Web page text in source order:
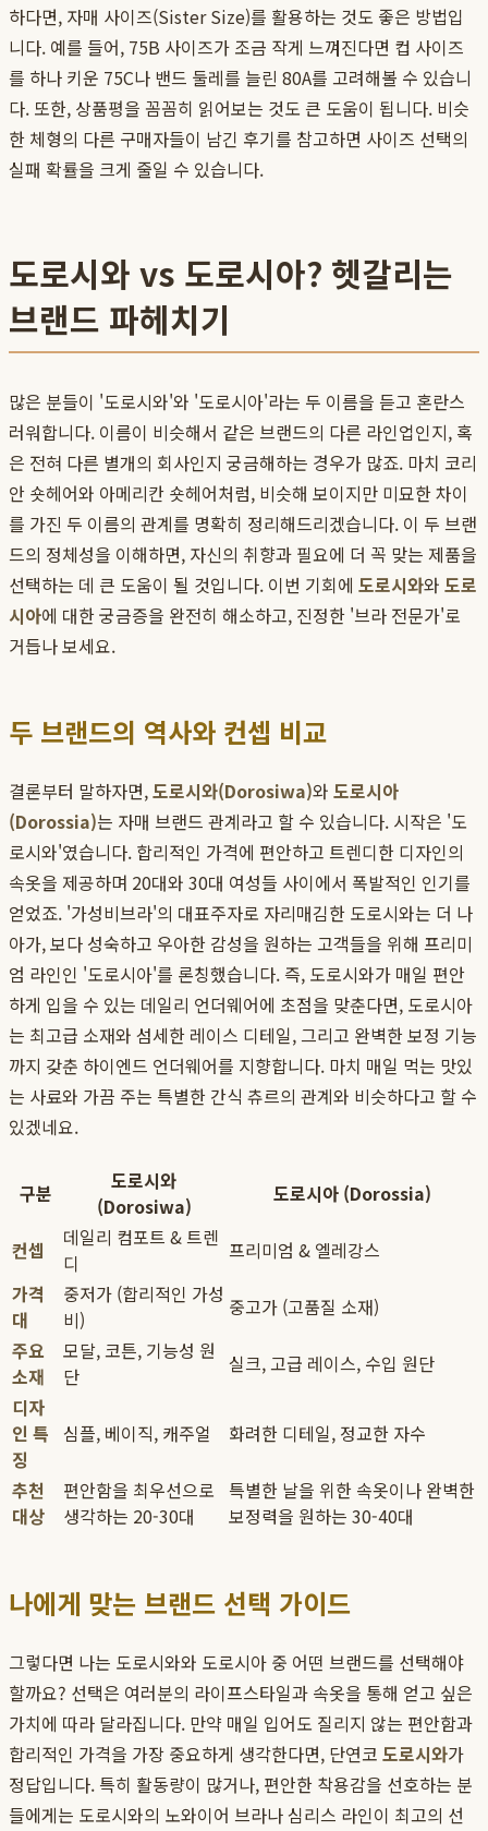
하다면, 자매 사이즈(Sister Size)를 활용하는 것도 좋은 방법입
니다. 예를 들어, 75B 사이즈가 조금 작게 느껴진다면 컵 사이즈
를 하나 키운 75C나 밴드 둘레를 늘린 80A를 고려해볼 수 있습니
다. 또한, 상품평을 꼼꼼히 읽어보는 것도 큰 도움이 됩니다. 비슷
한 체형의 다른 구매자들이 남긴 후기를 참고하면 사이즈 선택의
실패 확률을 크게 줄일 수 있습니다.
도로시와 vs 도로시아? 헷갈리는
브랜드 파헤치기
많은 분들이 '도로시와'와 '도로시아'라는 두 이름을 듣고 혼란스
러워합니다. 이름이 비슷해서 같은 브랜드의 다른 라인업인지, 혹
은 전혀 다른 별개의 회사인지 궁금해하는 경우가 많죠. 마치 코리
안 숏헤어와 아메리칸 숏헤어처럼, 비슷해 보이지만 미묘한 차이
를 가진 두 이름의 관계를 명확히 정리해드리겠습니다. 이 두 브랜
드의 정체성을 이해하면, 자신의 취향과 필요에 더 꼭 맞는 제품을
선택하는 데 큰 도움이 될 것입니다. 이번 기회에 도로시와와 도로
시아에 대한 궁금증을 완전히 해소하고, 진정한 '브라 전문가'로
거듭나 보세요.
두 브랜드의 역사와 컨셉 비교
결론부터 말하자면,도로시와(Dorosiwa)와 도로시아
(Dorossia)는 자매 브랜드 관계라고 할 수 있습니다. 시작은 '도
로시와'였습니다. 합리적인 가격에 편안하고 트렌디한 디자인의
속옷을 제공하며 20대와 30대 여성들 사이에서 폭발적인 인기를
얻었죠. '가성비브라'의 대표주자로 자리매김한 도로시와는 더 나
아가, 보다 성숙하고 우아한 감성을 원하는 고객들을 위해 프리미
엄 라인인 '도로시아'를 론칭했습니다. 즉, 도로시와가 매일 편안
하게 입을 수 있는 데일리 언더웨어에 초점을 맞춘다면, 도로시아
는 최고급 소재와 섬세한 레이스 디테일, 그리고 완벽한 보정 기능
까지 갖춘 하이엔드 언더웨어를 지향합니다. 마치 매일 먹는 맛있
는 사료와 가끔 주는 특별한 간식 츄르의 관계와 비슷하다고 할 수
있겠네요.
구분
도로시와
(Dorosiwa)
도로시아 (Dorossia)
컨셉
데일리 컴포트 & 트렌
디
프리미엄 & 엘레강스
가격
대
중저가 (합리적인 가성
비)
중고가 (고품질 소재)
주요
소재
모달, 코튼, 기능성 원
단
실크, 고급 레이스, 수입 원단
디자
인 특
징
심플, 베이직, 캐주얼 화려한 디테일, 정교한 자수
추천
대상
편안함을 최우선으로
생각하는 20-30대
특별한 날을 위한 속옷이나 완벽한
보정력을 원하는 30-40대
나에게 맞는 브랜드 선택 가이드
그렇다면 나는 도로시와와 도로시아 중 어떤 브랜드를 선택해야
할까요? 선택은 여러분의 라이프스타일과 속옷을 통해 얻고 싶은
가치에 따라 달라집니다. 만약 매일 입어도 질리지 않는 편안함과
합리적인 가격을 가장 중요하게 생각한다면, 단연코 도로시와가
정답입니다. 특히 활동량이 많거나, 편안한 착용감을 선호하는 분
들에게는 도로시와의 노와이어 브라나 심리스 라인이 최고의 선